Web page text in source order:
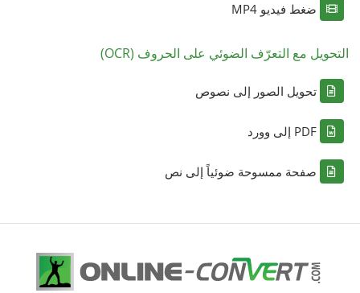
ضغط فيديو MP4
التحويل مع التعرّف الضوئي على الحروف (OCR)
تحويل الصور إلى نصوص
PDF إلى وورد
صفحة ممسوحة ضوئياً إلى نص